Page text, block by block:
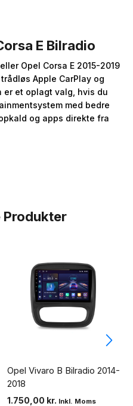
E Bilradio
Opel Corsa E 2015-2019
Apple CarPlay og
er et oplagt valg, hvis du
med bedre
og apps direkte fra
Produkter
Opel Vivaro B Bilradio 2014-
2018
1.750,00 kr. Inkl. Moms